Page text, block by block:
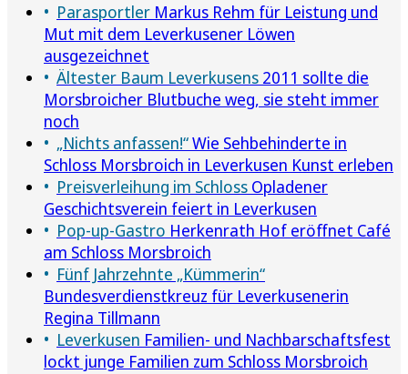
Parasportler Markus Rehm für Leistung und
Mut mit dem Leverkusener Löwen
ausgezeichnet
Ältester Baum Leverkusens 2011 sollte die
Morsbroicher Blutbuche weg, sie steht immer
noch
„Nichts anfassen!“Wie Sehbehinderte in
Schloss Morsbroich in Leverkusen Kunst erleben
Preisverleihung im Schloss Opladener
Geschichtsverein feiert in Leverkusen
Pop-up-Gastro Herkenrath Hof eröffnet Café
am Schloss Morsbroich
Fünf Jahrzehnte „Kümmerin“
Bundesverdienstkreuz für Leverkusenerin
Regina Tillmann
Leverkusen Familien- und Nachbarschaftsfest
lockt junge Familien zum Schloss Morsbroich